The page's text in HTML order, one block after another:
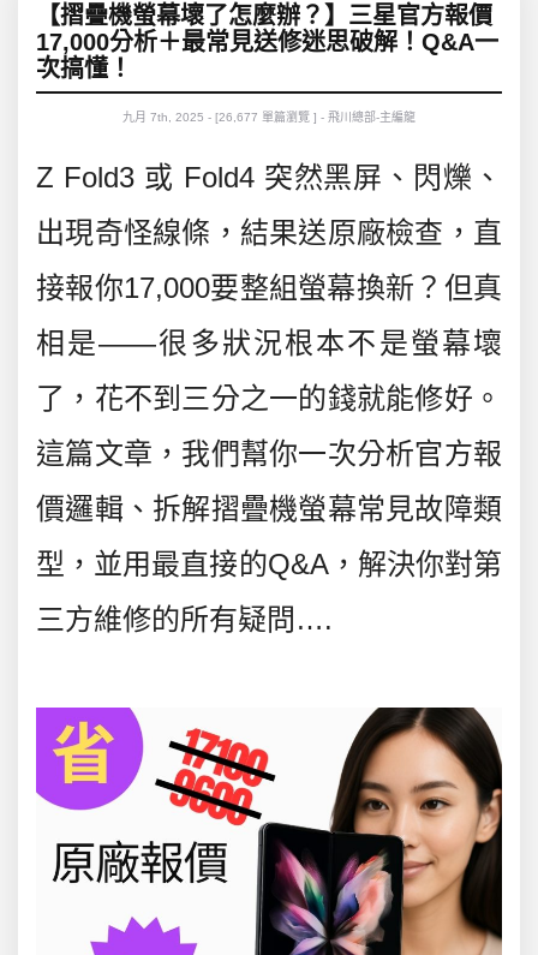
【摺疊機螢幕壞了怎麼辦？】三星官方報價
17,000分析＋最常見送修迷思破解！Q&A一
次搞懂！
九月 7th, 2025 - [26,677 單篇瀏覽 ] - 飛川總部-主編龍
Z Fold3 或 Fold4 突然黑屏、閃爍、
出現奇怪線條，結果送原廠檢查，直
接報你17,000要整組螢幕換新？但真
相是——很多狀況根本不是螢幕壞
了， 花不到三分之一的錢就能修好。
這篇文章，我們幫你一次分析官方報
價邏輯、拆解摺疊機螢幕常見故障類
型，並用最直接的Q&A，解決你對第
三方維修的所有疑問 ….